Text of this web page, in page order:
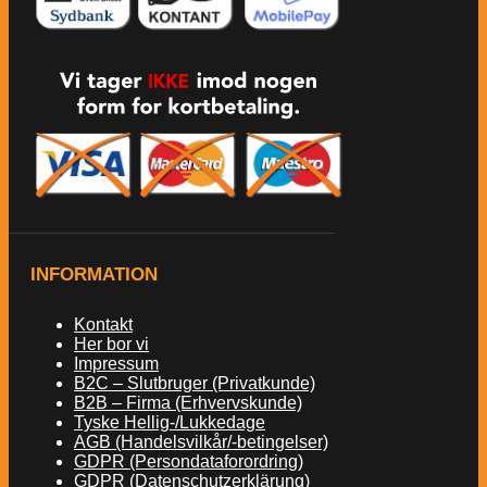
INFORMATION
Kontakt
Her bor vi
Impressum
B2C – Slutbruger (Privatkunde)
B2B – Firma (Erhvervskunde)
Tyske Hellig-/Lukkedage
AGB (Handelsvilkår/-betingelser)
GDPR (Persondataforordring)
GDPR (Datenschutzerklärung)